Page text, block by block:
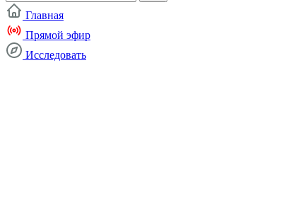
Главная
Прямой эфир
Исследовать